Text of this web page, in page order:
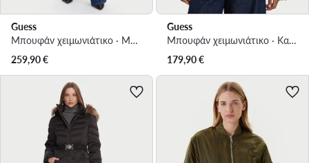
Guess
Μπουφάν χειμωνιάτικο · Μαύρο
259,90€
Guess
Μπουφάν χειμωνιάτικο · Καφέ
179,90€